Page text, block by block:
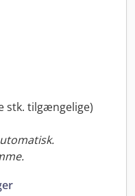
stk. tilgængelige)